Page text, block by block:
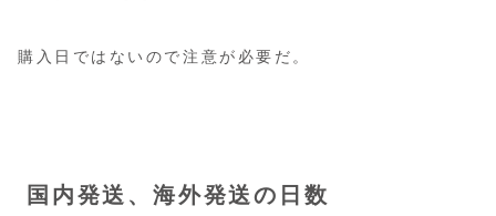
購入日ではないので注意が必要だ。
国内発送、海外発送の日数